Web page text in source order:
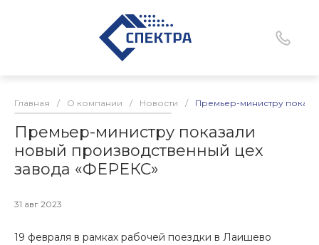
Главная / О компании / Новости / Премьер-министру
Премьер-министру показали
новый производственный цех
завода «ФЕРЕКС»
31 авг 2023
19 февраля в рамках рабочей поездки в Лаишево